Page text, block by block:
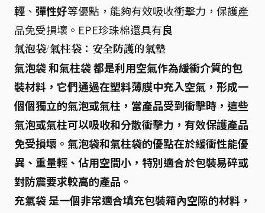
輕 、 彈性好等優點，能夠有效吸收衝擊力，保護產
品免受損壞。EPE珍珠棉還具有良
氣泡袋/氣柱袋：安全防護的氣墊
氣泡袋和氣柱袋都是利用空氣作為緩衝介質的包
裝材料，它們通過在塑料薄膜中充入空氣，形成一
個個獨立的氣泡或氣柱，當產品受到衝擊時，這些
氣泡或氣柱可以吸收和分散衝擊力，有效保護產品
免受損壞。氣泡袋和氣柱袋的優點在於緩衝性能優
異 、 重量輕 、 佔用空間小 ，特別適合於包裝易碎或
對防震要求較高的產品。
充氣袋是一個非常適合填充包裝箱內空隙的材料，